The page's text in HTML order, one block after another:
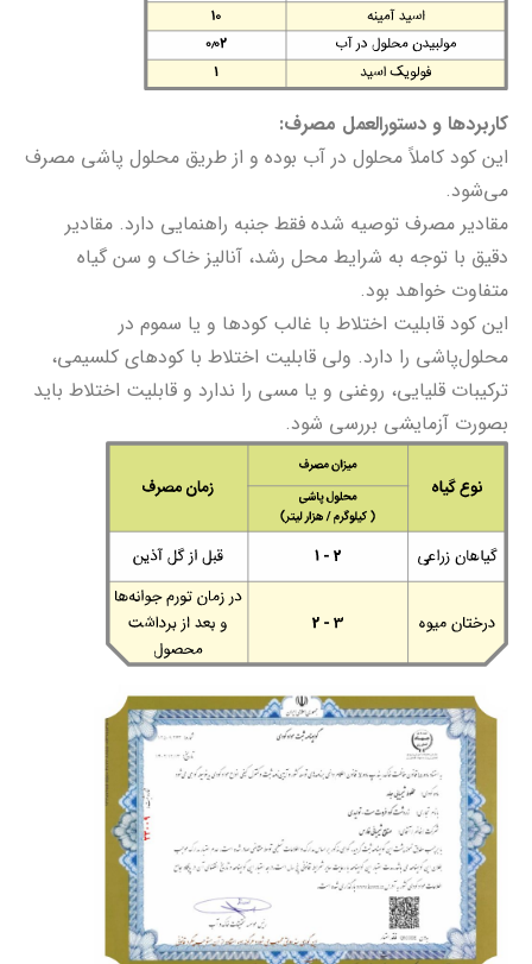
کاربردها و دستورالعمل مصرف:
این کود کاملاً محلول در آب بوده و از طریق محلول پاشی مصرف
می‌شود.
مقادیر مصرف توصیه شده فقط جنبه راهنمایی دارد. مقادیر
دقیق با توجه به شرایط محل رشد، آنالیز خاک و سن گیاه
متفاوت خواهد بود.
اين کود قابليت اختلاط با غالب کودها و يا سموم در
محلول‌پاشی را دارد. ولی قابلیت اختلاط با کودهای کلسیمی،
ترکيبات قليایی، روغنی و يا مسی را ندارد و قابلیت اختلاط باید
بصورت آزمایشی بررسی شود.